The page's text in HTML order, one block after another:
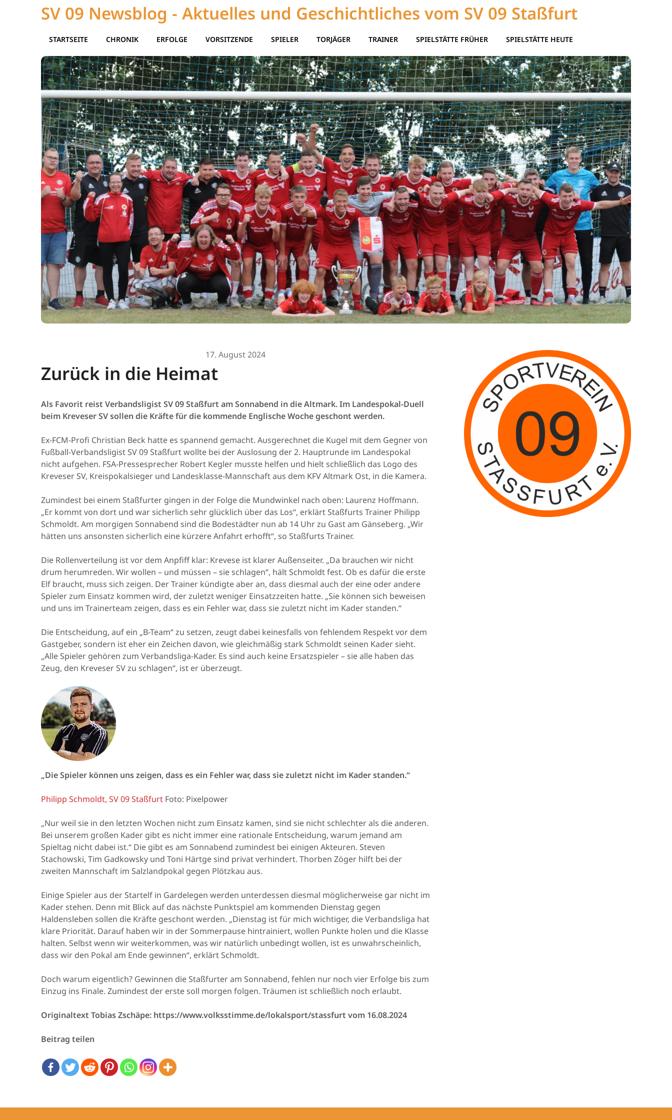
SV 09 Newsblog - Aktuelles und Geschichtliches vom SV 09 Staßfurt
STARTSEITE CHRONIK ERFOLGE VORSITZENDE SPIELER TORJÄGER TRAINER SPIELSTÄTTE FRÜHER SPIELSTÄTTE HEUTE
17. August 2024
Zurück in die Heimat
Als Favorit reist Verbandsligist SV 09 Staßfurt am Sonnabend in die Altmark. Im Landespokal-Duell
beim Kreveser SV sollen die Kräfte für die kommende Englische Woche geschont werden.
Ex-FCM-Profi Christian Beck hatte es spannend gemacht. Ausgerechnet die Kugel mit dem Gegner von
Fußball-Verbandsligist SV 09 Staßfurt wollte bei der Auslosung der 2. Hauptrunde im Landespokal
nicht aufgehen. FSA-Pressesprecher Robert Kegler musste helfen und hielt schließlich das Logo des
Kreveser SV, Kreispokalsieger und Landesklasse-Mannschaft aus dem KFV Altmark Ost, in die Kamera.
Zumindest bei einem Staßfurter gingen in der Folge die Mundwinkel nach oben: Laurenz Hoffmann.
„Er kommt von dort und war sicherlich sehr glücklich über das Los“, erklärt Staßfurts Trainer Philipp
Schmoldt. Am morgigen Sonnabend sind die Bodestädter nun ab 14 Uhr zu Gast am Gänseberg. „Wir
hätten uns ansonsten sicherlich eine kürzere Anfahrt erhofft“, so Staßfurts Trainer.
Die Rollenverteilung ist vor dem Anpfiff klar: Krevese ist klarer Außenseiter. „Da brauchen wir nicht
drum herumreden. Wir wollen – und müssen – sie schlagen“, hält Schmoldt fest. Ob es dafür die erste
Elf braucht, muss sich zeigen. Der Trainer kündigte aber an, dass diesmal auch der eine oder andere
Spieler zum Einsatz kommen wird, der zuletzt weniger Einsatzzeiten hatte. „Sie können sich beweisen
und uns im Trainerteam zeigen, dass es ein Fehler war, dass sie zuletzt nicht im Kader standen.“
Die Entscheidung, auf ein „B-Team“ zu setzen, zeugt dabei keinesfalls von fehlendem Respekt vor dem
Gastgeber, sondern ist eher ein Zeichen davon, wie gleichmäßig stark Schmoldt seinen Kader sieht.
„Alle Spieler gehören zum Verbandsliga-Kader. Es sind auch keine Ersatzspieler – sie alle haben das
Zeug, den Kreveser SV zu schlagen“, ist er überzeugt.
„Die Spieler können uns zeigen, dass es ein Fehler war, dass sie zuletzt nicht im Kader standen.“
Philipp Schmoldt, SV 09 Staßfurt Foto: Pixelpower
„Nur weil sie in den letzten Wochen nicht zum Einsatz kamen, sind sie nicht schlechter als die anderen.
Bei unserem großen Kader gibt es nicht immer eine rationale Entscheidung, warum jemand am
Spieltag nicht dabei ist.“ Die gibt es am Sonnabend zumindest bei einigen Akteuren. Steven
Stachowski, Tim Gadkowsky und Toni Härtge sind privat verhindert. Thorben Zöger hilft bei der
zweiten Mannschaft im Salzlandpokal gegen Plötzkau aus.
Einige Spieler aus der Startelf in Gardelegen werden unterdessen diesmal möglicherweise gar nicht im
Kader stehen. Denn mit Blick auf das nächste Punktspiel am kommenden Dienstag gegen
Haldensleben sollen die Kräfte geschont werden. „Dienstag ist für mich wichtiger, die Verbandsliga hat
klare Priorität. Darauf haben wir in der Sommerpause hintrainiert, wollen Punkte holen und die Klasse
halten. Selbst wenn wir weiterkommen, was wir natürlich unbedingt wollen, ist es unwahrscheinlich,
dass wir den Pokal am Ende gewinnen“, erklärt Schmoldt.
Doch warum eigentlich? Gewinnen die Staßfurter am Sonnabend, fehlen nur noch vier Erfolge bis zum
Einzug ins Finale. Zumindest der erste soll morgen folgen. Träumen ist schließlich noch erlaubt.
Originaltext Tobias Zschäpe: https://www.volksstimme.de/lokalsport/stassfurt vom 16.08.2024
Beitrag teilen